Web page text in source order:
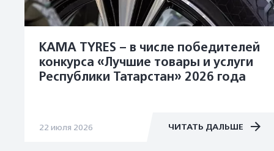
KAMA TYRES – в числе победителей
конкурса «Лучшие товары и услуги
Республики Татарстан» 2026 года
22 июля 2026 ЧИТАТЬ ДАЛЬШЕ